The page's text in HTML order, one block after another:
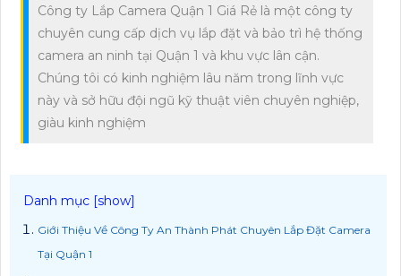
Công ty Lắp Camera Quận 1 Giá Rẻ là một công ty
chuyên cung cấp dịch vụ lắp đặt và bảo trì hệ thống
camera an ninh tại Quận 1 và khu vực lân cận.
Chúng tôi có kinh nghiệm lâu năm trong lĩnh vực
này và sở hữu đội ngũ kỹ thuật viên chuyên nghiệp,
giàu kinh nghiệm
Giới Thiệu Về Công Ty An Thành Phát Chuyên Lắp Đặt Camera
Tại Quận 1